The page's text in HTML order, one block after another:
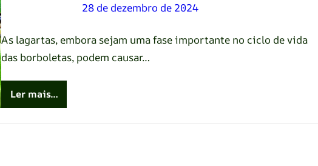
Renato Oliveira 28 de dezembro de 2024
As lagartas, embora sejam uma fase importante no ciclo de vida
das borboletas, podem causar…
Ler mais…